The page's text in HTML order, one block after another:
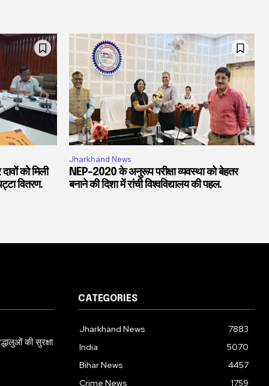
को मिली
वितरण.
Jharkhand News
NEP-2020 के अनुरूप परीक्षा व्यवस्था को बेहतर
बनाने की दिशा में रांची विश्वविद्यालय की पहल.
की सुरक्षा
CATEGORIES
Jharkhand News
7883
India
5070
Bihar News
4457
Crime News
1759